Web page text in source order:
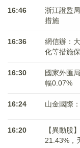
16:46
浙江證監
措施
16:36
網信辦：
化等措施
16:30
國家外匯
幅0.07%
16:24 山金國際
16:20
【異動股
21.43%，